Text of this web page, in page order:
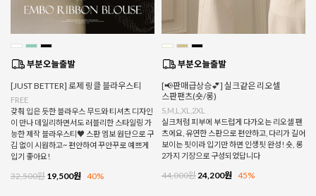
[JUST BETTER] 로제 링클 블라우스티
FREE
갖춰 입은 듯한 블라우스 무드와 티셔츠 디자인
이 만나 데일리하면서도 러블리한 스타일링 가
능한 제작 블라우스티♥ 스판 엠보 원단으로 구
김 없이 시원하고~ 편안하여 꾸안꾸로 예쁘게
입기 좋아요!
32,500원 19,500원 40%
[📢판매급상승💕] 실크같은 리오셀
스판팬츠(숏/롱)
S,M,L,XL,2XL
실크처럼 피부에 부드럽게 다가오는 리오셀 팬
츠에요, 유연한 스판으로 편안하고, 다리가 길어
보이는 핏이라 입기만 하면 인생핏 완성! 숏, 롱
2가지 기장으로 구성되었답니다
44,000원 24,200원 45%